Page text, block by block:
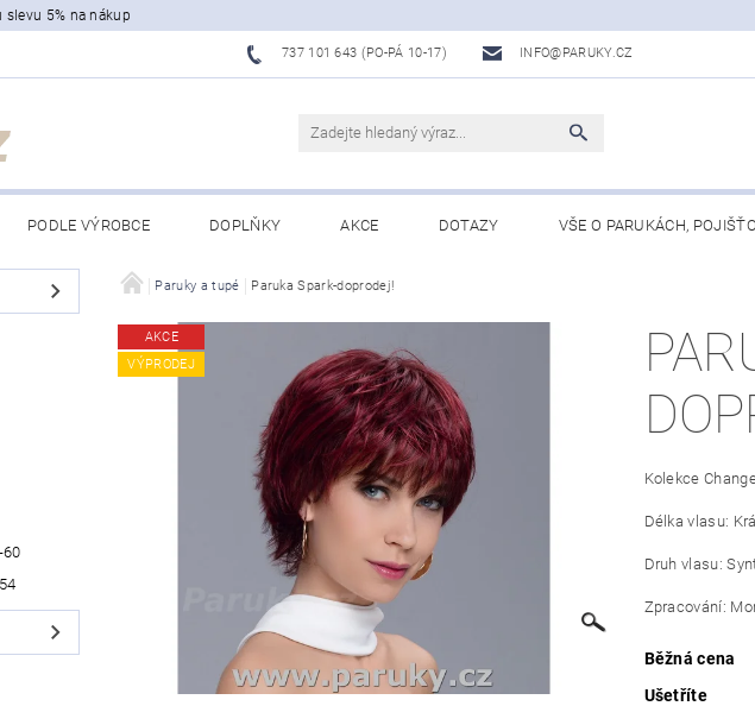
5% na nákup
737 101 643 (PO-PÁ 10-17) INFO@PARUKY.CZ
PODLE VÝROBCE DOPLŇKY AKCE DOTAZY VŠE O PARUKÁCH,
60
Paruky a tupé Paruka Spark-doprodej!
AKCE
VÝPRODEJ
Kolekce
Délka vlasu:
Druh vlasu:
Zpracování:
Běžná cena
Ušetříte